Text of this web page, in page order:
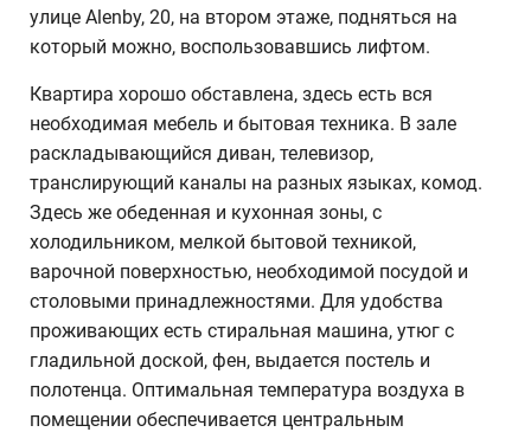
улице Alenby, 20, на втором этаже, подняться на
который можно, воспользовавшись лифтом.
Квартира хорошо обставлена, здесь есть вся
необходимая мебель и бытовая техника. В зале
раскладывающийся диван, телевизор,
транслирующий каналы на разных языках, комод.
Здесь же обеденная и кухонная зоны, с
холодильником, мелкой бытовой техникой,
варочной поверхностью, необходимой посудой и
столовыми принадлежностями. Для удобства
проживающих есть стиральная машина, утюг с
гладильной доской, фен, выдается постель и
полотенца. Оптимальная температура воздуха в
помещении обеспечивается центральным